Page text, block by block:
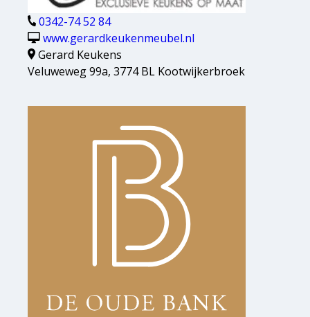
0342-74 52 84
www.gerardkeukenmeubel.nl
Gerard Keukens
Veluweweg 99a, 3774 BL Kootwijkerbroek